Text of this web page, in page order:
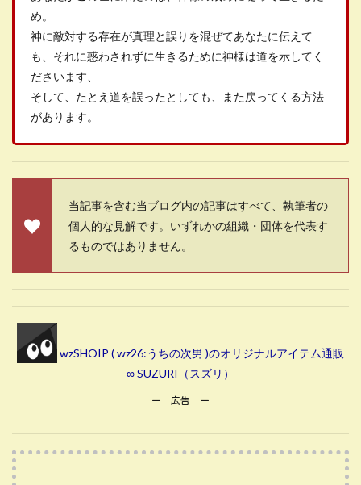
め。
神に敵対する存在が真理と誤りを混ぜてあなたに伝えて
も、それに惑わされずに生きるために神様は道を示してく
ださいます、
そして、たとえ道を誤ったとしても、また戻ってくる方法
があります。
当記事を含む当ブログ内の記事はすべて、執筆者の
個人的な見解です。いずれかの組織・団体を代表す
るものではありません。
wzSHOIP ( wz26:うちの次男 )のオリジナルアイテム通販
∞ SUZURI（スズリ）
ー 広告 ー